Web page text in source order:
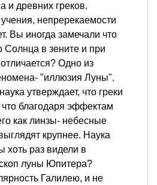
и древних греков.
непререкаемости
Вы иногда замечали что
в зените и при
Одно из
"иллюзия Луны".
утверждает, что греки
благодаря эффектам
как линзы- небесные
крупнее. Наука
хоть раз видели в
луны Юпитера?
Галилею, и не